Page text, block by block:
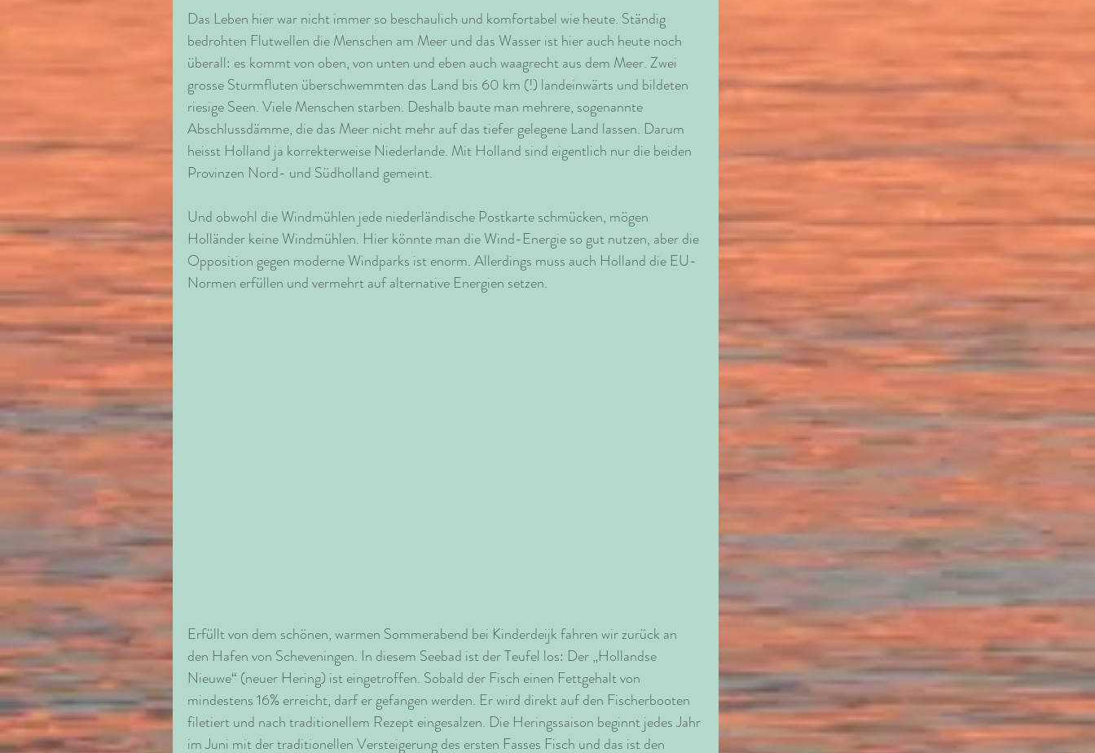
Das Leben hier war nicht immer so beschaulich und komfortabel wie heute. Ständig
bedrohten Flutwellen die Menschen am Meer und das Wasser ist hier auch heute noch
überall: es kommt von oben, von unten und eben auch waagrecht aus dem Meer. Zwei
grosse Sturmfluten überschwemmten das Land bis 60 km (!) landeinwärts und bildeten
riesige Seen. Viele Menschen starben. Deshalb baute man mehrere, sogenannte
Abschlussdämme, die das Meer nicht mehr auf das tiefer gelegene Land lassen. Darum
heisst Holland ja korrekterweise Niederlande. Mit Holland sind eigentlich nur die beiden
Provinzen Nord- und Südholland gemeint.
Und obwohl die Windmühlen jede niederländische Postkarte schmücken, mögen
Holländer keine Windmühlen. Hier könnte man die Wind-Energie so gut nutzen, aber die
Opposition gegen moderne Windparks ist enorm. Allerdings muss auch Holland die EU-
Normen erfüllen und vermehrt auf alternative Energien setzen.
Erfüllt von dem schönen, warmen Sommerabend bei Kinderdeijk fahren wir zurück an
den Hafen von Scheveningen. In diesem Seebad ist der Teufel los: Der „Hollandse
Nieuwe“ (neuer Hering) ist eingetroffen. Sobald der Fisch einen Fettgehalt von
mindestens 16% erreicht, darf er gefangen werden. Er wird direkt auf den Fischerbooten
filetiert und nach traditionellem Rezept eingesalzen. Die Heringssaison beginnt jedes Jahr
im Juni mit der traditionellen Versteigerung des ersten Fasses Fisch und das ist den